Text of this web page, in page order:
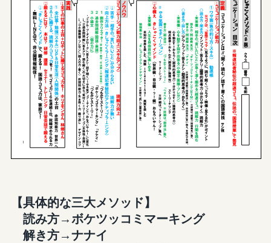
【具体的な三大メソッド】
読み方→ボケツッコミマーキング
解き方→ナナイ